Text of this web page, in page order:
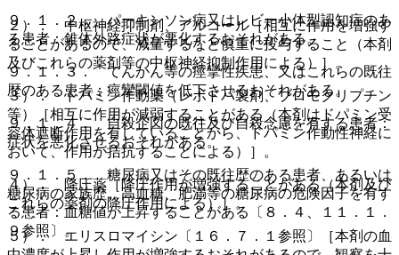
２）． 中枢神経抑制剤、アルコール［相互に作用を増強す
ることがあるので、減量するなど慎重に投与すること（本剤
及びこれらの薬剤等の中枢神経抑制作用による）］。
３）． ドパミン作動薬（レボドパ製剤、ブロモクリプチン
等）［相互に作用が減弱することがある（本剤はドパミン受
容体遮断作用を有していることから、ドパミン作動性神経に
おいて、作用が拮抗することによる）］。
４）． 降圧薬［降圧作用が増強することがある（本剤及び
これらの薬剤の降圧作用による）］。
５）． エリスロマイシン〔１６．７．１参照〕［本剤の血
９．１．２． パーキンソン病又はレビー小体型認知症のあ
る患者：錐体外路症状が悪化するおそれがある。
９．１．３． てんかん等の痙攣性疾患、又はこれらの既往
歴のある患者：痙攣閾値を低下させるおそれがある。
９．１．４． 自殺企図の既往及び自殺念慮を有する患者：
症状を悪化させるおそれがある。
９．１．５． 糖尿病又はその既往歴のある患者、あるいは
糖尿病の家族歴、高血糖、肥満等の糖尿病の危険因子を有す
る患者：血糖値が上昇することがある〔８．４、１１．１．
９参照〕。